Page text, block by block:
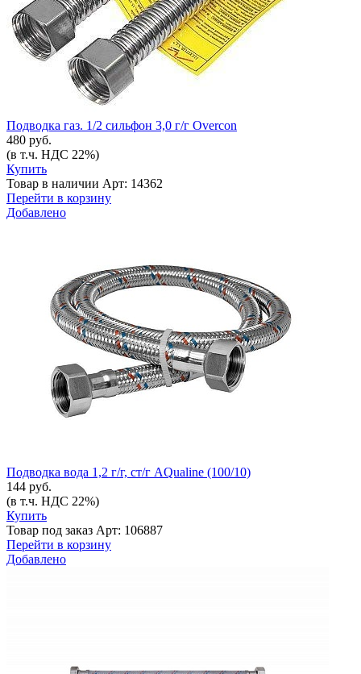
Подводка газ. 1/2 сильфон 3,0 г/г Overcon
480 руб.
(в т.ч. НДС 22%)
Купить
Товар в наличии Арт: 14362
Перейти в корзину
Добавлено
Подводка вода 1,2 г/г, ст/г AQualine (100/10)
144 руб.
(в т.ч. НДС 22%)
Купить
Товар под заказ Арт: 106887
Перейти в корзину
Добавлено